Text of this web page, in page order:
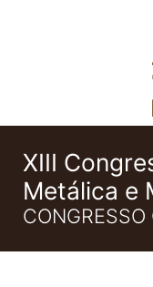
XIII
Metálica e